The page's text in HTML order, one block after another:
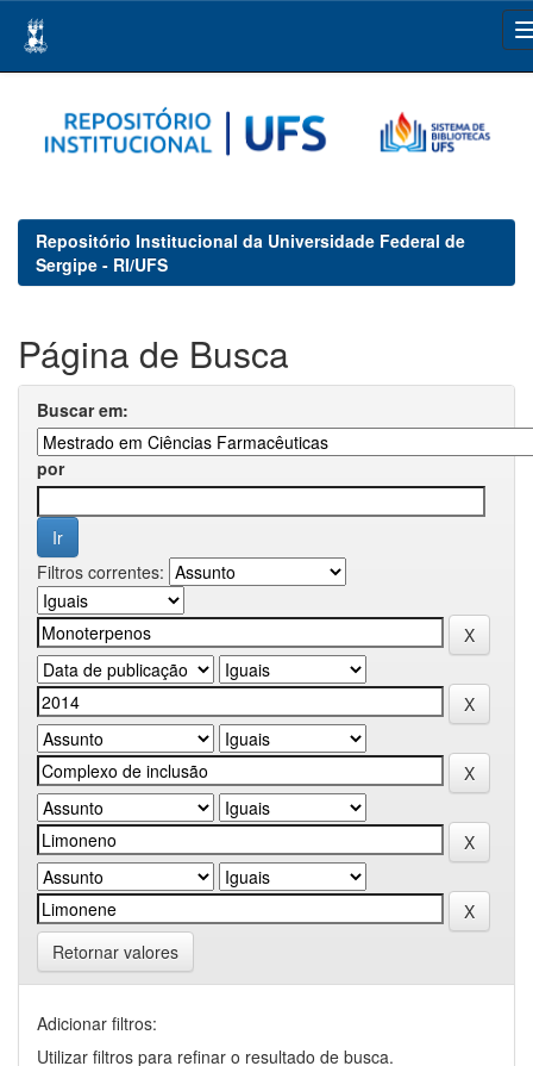
navigation
Repositório Institucional da Universidade Federal de
Sergipe - RI/UFS
Página de Busca
Buscar em:
por
Filtros correntes:
Retornar valores
Adicionar filtros:
Utilizar filtros para refinar o resultado de busca.